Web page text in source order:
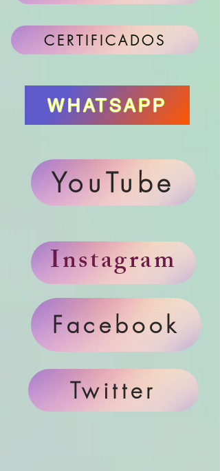
CERTIFICADOS
WHATSAPP
YouTube
Instagram
Facebook
Twitter